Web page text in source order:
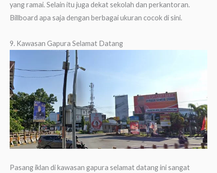
yang ramai. Selain itu juga dekat sekolah dan perkantoran.
Billboard apa saja dengan berbagai ukuran cocok di sini.
9. Kawasan Gapura Selamat Datang
Pasang iklan di kawasan gapura selamat datang ini sangat